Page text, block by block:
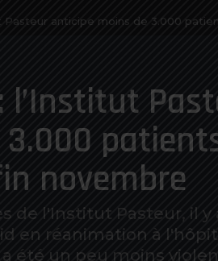
Pasteur anticipe moins de 3.000
: l’Institut
novembre
de l'Institut Pasteur, il y
en réanimation à
été un peu moins